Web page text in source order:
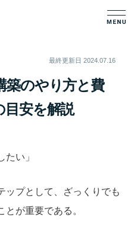
最終更新日 2024.07.16
築のやり方と費
目安を解説
たい」
ップとして、ざっくりでも
とが重要である。